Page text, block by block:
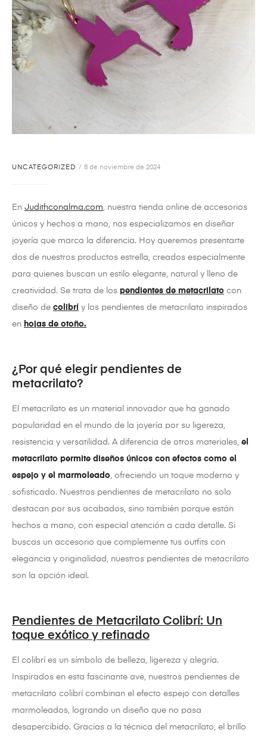
UNCATEGORIZED 8 de noviembre de 2024
En Judithconalma.com, nuestra tienda online de accesorios
únicos y hechos a mano, nos especializamos en diseñar
joyería que marca la diferencia. Hoy queremos presentarte
dos de nuestros productos estrella, creados especialmente
para quienes buscan un estilo elegante, natural y lleno de
creatividad. Se trata de los pendientes de metacrilato con
diseño de colibrí y los pendientes de metacrilato inspirados
en hojas de otoño.
¿Por qué elegir pendientes de
metacrilato?
El metacrilato es un material innovador que ha ganado
popularidad en el mundo de la joyería por su ligereza,
resistencia y versatilidad. A diferencia de otros materiales, el
metacrilato permite diseños únicos con efectos como el
espejo y el marmoleado, ofreciendo un toque moderno y
sofisticado. Nuestros pendientes de metacrilato no solo
destacan por sus acabados, sino también porque están
hechos a mano, con especial atención a cada detalle. Si
buscas un accesorio que complemente tus outfits con
elegancia y originalidad, nuestros pendientes de metacrilato
son la opción ideal.
Pendientes de Metacrilato Colibrí: Un
toque exótico y refinado
El colibrí es un símbolo de belleza, ligereza y alegría.
Inspirados en esta fascinante ave, nuestros pendientes de
metacrilato colibrí combinan el efecto espejo con detalles
marmoleados, logrando un diseño que no pasa
desapercibido. Gracias a la técnica del metacrilato, el brillo